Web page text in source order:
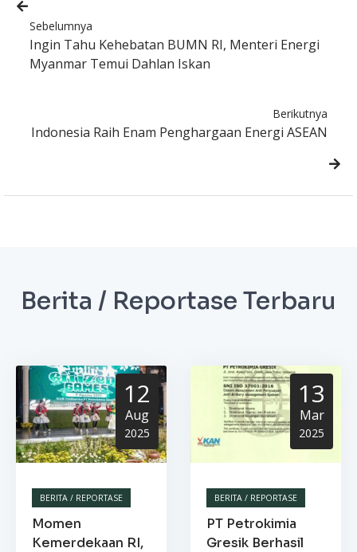
Sebelumnya
Ingin Tahu Kehebatan BUMN RI, Menteri Energi
Myanmar Temui Dahlan Iskan
Berikutnya
Indonesia Raih Enam Penghargaan Energi ASEAN
Berita / Reportase Terbaru
12
Aug
2025
BERITA / REPORTASE
Momen
Kemerdekaan RI,
13
Mar
2025
BERITA / REPORTASE
PT Petrokimia
Gresik Berhasil